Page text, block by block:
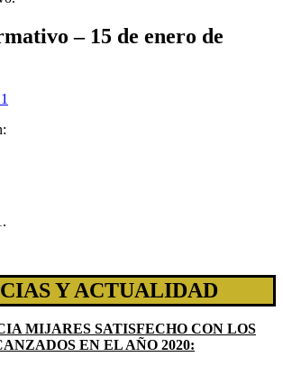
– 15 de enero de
Y ACTUALIDAD
MIJARES SATISFECHO CON LOS
EN EL AÑO 2020: